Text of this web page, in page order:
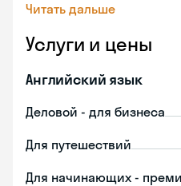
Читать дальше
Услуги и цены
Английский язык
Деловой - для бизнеса
Для путешествий
Для начинающих -